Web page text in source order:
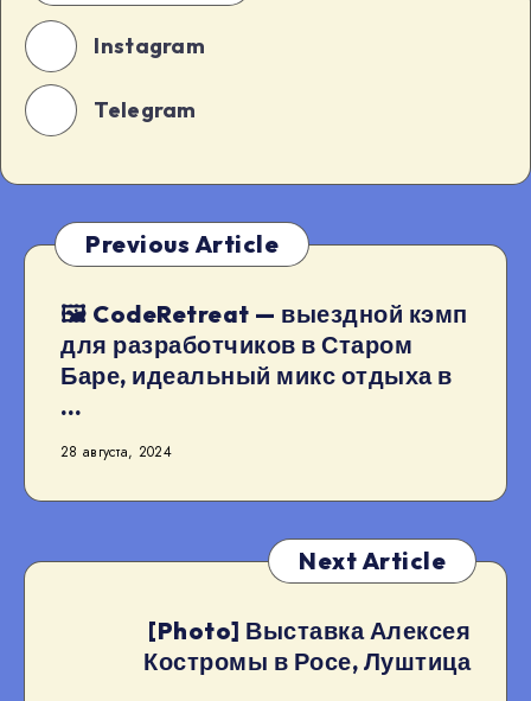
Instagram
Telegram
Previous Article
🖼 CodeRetreat — выездной кэмп
для разработчиков в Старом
Баре, идеальный микс отдыха в
…
28 августа, 2024
Next Article
[Photo] Выставка Алексея
Костромы в Росе, Луштица